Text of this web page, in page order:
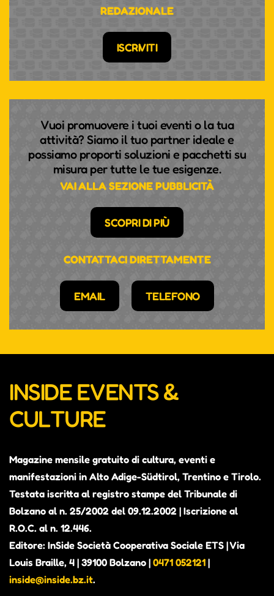
REDAZIONALE
ISCRIVITI
Vuoi promuovere i tuoi eventi o la tua
attività? Siamo il tuo partner ideale e
possiamo proporti soluzioni e pacchetti su
misura per tutte le tue esigenze.
VAI ALLA SEZIONE PUBBLICITÀ
SCOPRI DI PIÙ
CONTATTACI DIRETTAMENTE
EMAIL TELEFONO
INSIDE EVENTS &
CULTURE
Magazine mensile gratuito di cultura, eventi e
manifestazioni in Alto Adige-Südtirol, Trentino e Tirolo.
Testata iscritta al registro stampe del Tribunale di
Bolzano al n. 25/2002 del 09.12.2002 | Iscrizione al
R.O.C. al n. 12.446.
Editore: InSide Società Cooperativa Sociale ETS | Via
Louis Braille, 4 | 39100 Bolzano | 0471 052121 |
inside@inside.bz.it.